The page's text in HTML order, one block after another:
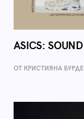
ASICS:
ОТ КРИСТИЯНА